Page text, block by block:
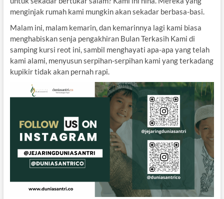
menginjak rumah kami mungkin akan sekadar berbasa-basi.
Malam ini, malam kemarin, dan kemarinnya lagi kami biasa
menghabiskan senja pengakhiran Bulan Terkasih Kami di
samping kursi reot ini, sambil menghayati apa-apa yang telah
kami alami, menyusun serpihan-serpihan kami yang terkadang
kupikir tidak akan pernah rapi.